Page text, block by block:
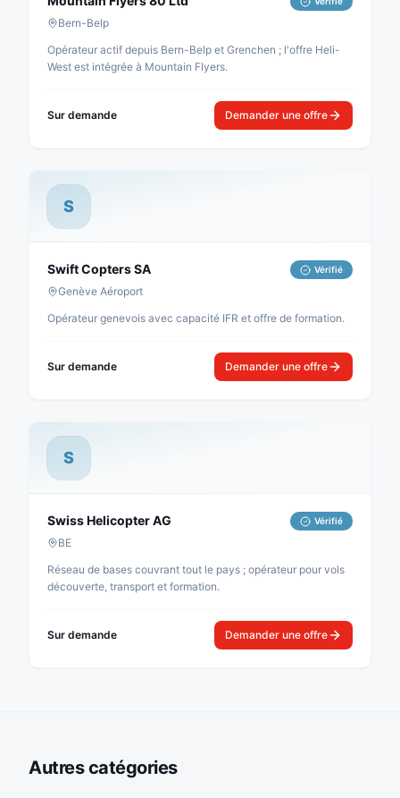
Bern-Belp
Opérateur actif depuis Bern-Belp et Grenchen ; l'offre Heli-
West est intégrée à Mountain Flyers.
Sur demande Demander une offre
S
Swift Copters SA Vérifié
Genève Aéroport
Opérateur genevois avec capacité IFR et offre de formation.
Sur demande Demander une offre
S
Swiss Helicopter AG Vérifié
BE
Réseau de bases couvrant tout le pays ; opérateur pour vols
découverte, transport et formation.
Sur demande Demander une offre
Autres catégories